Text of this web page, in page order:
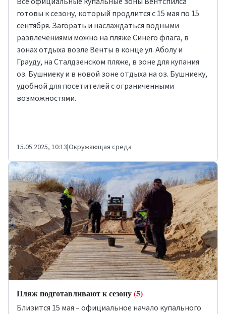
готовы к сезону, который продлится с 15 мая по 15
сентября. Загорать и наслаждаться водными
развлечениями можно на пляже Синего флага, в
зонах отдыха возле Венты в конце ул. Аболу и
Грауду, на Сталдзенском пляже, в зоне для купания
оз. Бушниеку и в новой зоне отдыха на оз. Бушниеку,
удобной для посетителей с ограниченными
возможностями.
15.05.2025, 10:13|Окружающая среда
​​​​​​​Пляж подготавливают к сезону(5)
Близится 15 мая – официальное начало купального